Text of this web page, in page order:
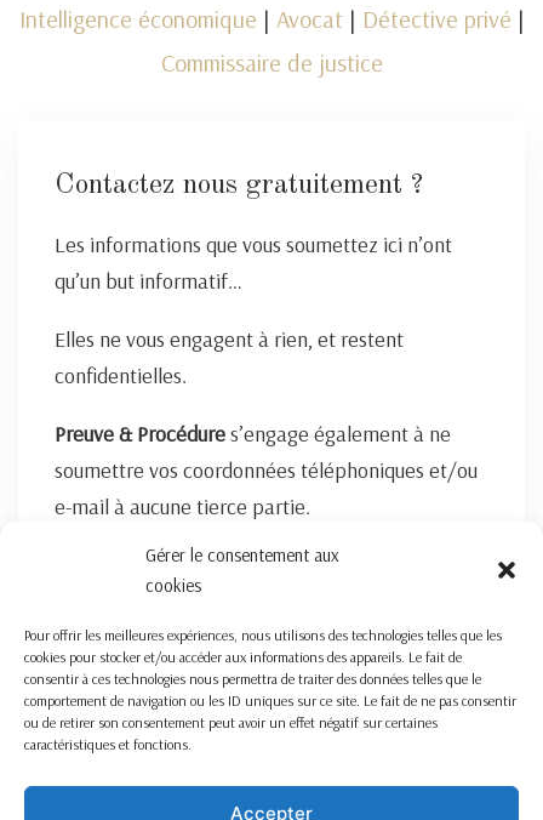
Gérer le consentement aux
cookies
Pour offrir les meilleures expériences, nous utilisons des technologies telles que les
cookies pour stocker et/ou accéder aux informations des appareils. Le fait de
consentir à ces technologies nous permettra de traiter des données telles que le
comportement de navigation ou les ID uniques sur ce site. Le fait de ne pas consentir
ou de retirer son consentement peut avoir un effet négatif sur certaines
caractéristiques et fonctions.
Accepter
Intelligence économique | Avocat | Détective privé |
Commissaire de justice
Contactez nous gratuitement ?
Les informations que vous soumettez ici n’ont
qu’un but informatif…
Elles ne vous engagent à rien, et restent
confidentielles.
Preuve & Procédures’engage également à ne
soumettre vos coordonnées téléphoniques et/ou
e-mail à aucune tierce partie.
FORMULAIRE DE CONTACT ICI
Nous travaillons sur la France entière